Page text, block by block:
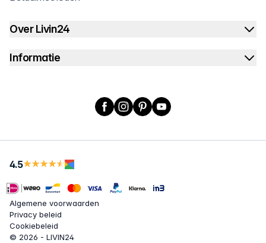
Over Livin24
Informatie
Facebook
Instagram
PinterestYouTube
4.5
Algemene voorwaarden
Privacy beleid
Cookiebeleid
© 2026 - LIVIN24